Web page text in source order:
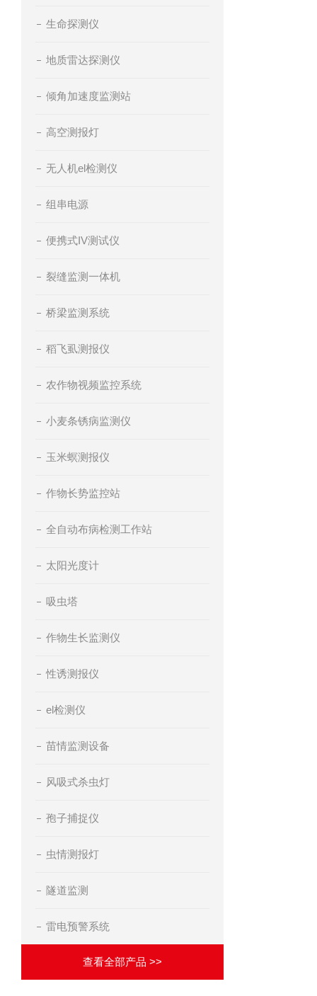
生命探测仪
地质雷达探测仪
倾角加速度监测站
高空测报灯
无人机el检测仪
组串电源
便携式IV测试仪
裂缝监测一体机
桥梁监测系统
稻飞虱测报仪
农作物视频监控系统
小麦条锈病监测仪
玉米螟测报仪
作物长势监控站
全自动布病检测工作站
太阳光度计
吸虫塔
作物生长监测仪
性诱测报仪
el检测仪
苗情监测设备
风吸式杀虫灯
孢子捕捉仪
虫情测报灯
隧道监测
雷电预警系统
查看全部产品 >>